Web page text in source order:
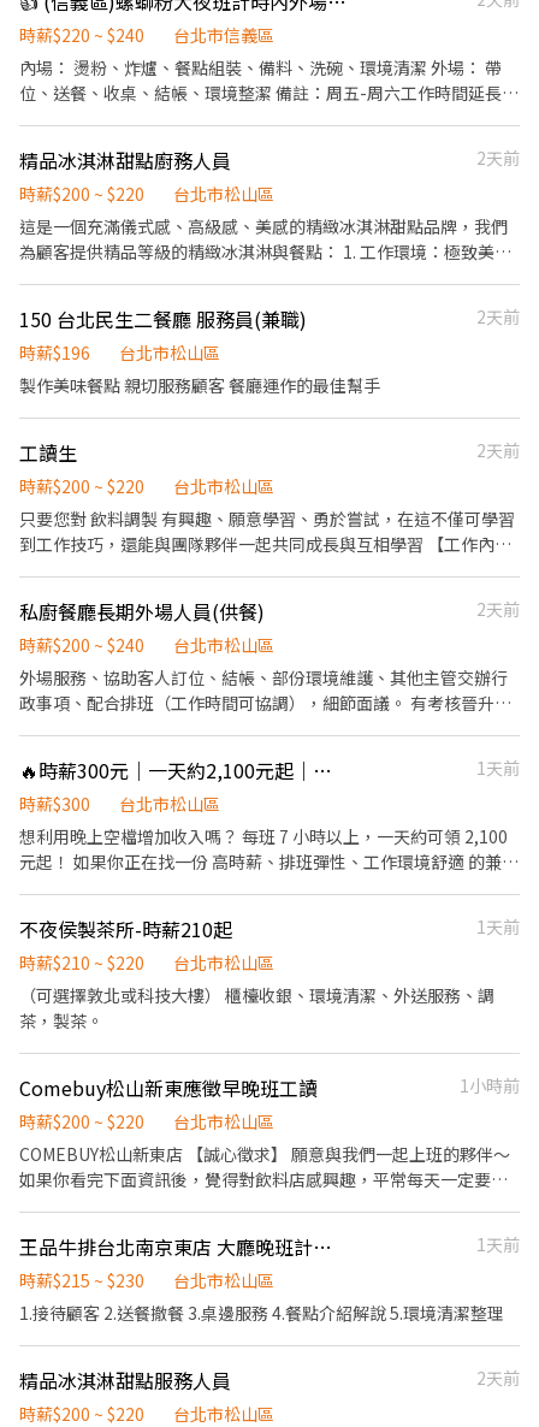
護與食材管理 ​條件加分： 具備餐飲經驗者優，但更歡迎有服務熱
】📍 7/1 隆重登場！ ​早班：09:30 - 13:30 ​中班：13:30 - 18:30 ​晚
班：18:30 - 22:30 ​【 永康店 】&【 信義店 】 ​午間餐期：10:00 -
14:00 / 10:00 - 17:00 ​晚間餐期：16:45 - 20:30 ​長期兼職標準： 1. 基
本配合 6 個月以上。 2. 每月配合總工時 80 小時以上。 ​💰 薪資與福
升為訓練員最高可達 240元/小時！ ​安心保障： 依法投保、免費年度
健康檢查（我們比你更在意你的健康）。 ​專屬福利： 質感員工制
服、員工餐、團體保險、不定期員工聚餐。 ​📩 加入我們 ​如果你對環
境有堅持，或想體驗新型態的餐飲工作，歡迎跟我們聊聊！
軟飲料、咖啡、茶等，保持飲品供應充足。 5. 送餐：將準備好的菜
品送到客人的桌上，保持食物的溫度和質量。 6. 處理客人需求：對
於客人的額外需求，如更換餐具、增加飲料等，快速且準確地回
應。 7. 解答問題：回答客人對菜單、食品或餐廳服務的相關問題，
接受付款，處理客人的付款方式，如現金、信用卡等。 10. 協作合
作：與廚師、洗碗工和其他餐廳團隊成員合作，確保高效的服務流
合作能力。他們應該能夠快速反應客人需求，提供出色的顧客服
務，並確保餐廳的運作順利。
時薪$220 ~ $240
台北市信義區
內場： 燙粉、炸爐、餐點組裝、備料、洗碗、環境清潔 外場： 帶
位、送餐、收桌、結帳、環境整潔 備註：周五-周六工作時間延長至
精品冰淇淋甜點廚務人員
2天前
時薪$200 ~ $220
台北市松山區
這是一個充滿儀式感、高級感、美感的精緻冰淇淋甜點品牌，我們
為顧客提供精品等級的精緻冰淇淋與餐點： 1. 工作環境：極致美感
壓環境 「精品冰淇淋甜點廚務人員」職務如下： 水果處理，甜點加
熱與組裝，精緻擺盤，SOP作業流程，備料與環境維護
150 台北民生二餐廳 服務員(兼職)
2天前
時薪$196
台北市松山區
製作美味餐點 親切服務顧客 餐廳運作的最佳幫手
工讀生
2天前
時薪$200 ~ $220
台北市松山區
只要您對 飲料調製 有興趣、願意學習、勇於嘗試，在這不僅可學習
到工作技巧，還能與團隊夥伴一起共同成長與互相學習 【工作內
有責任感、適應力強、抗壓性佳。 6. 可外送服務佳。 7. 超彈性排班
(無經驗可)。 階段性熟悉工作內容 依據每階段考核 再 調薪 歡迎企
業實習生，意者電洽或可直接投履歷 目前籌備分店中~可轉正！
私廚餐廳長期外場人員(供餐)
2天前
時薪$200 ~ $240
台北市松山區
外場服務、協助客人訂位、結帳、部份環境維護、其他主管交辦行
政事項、配合排班（工作時間可協調），細節面議。 有考核晉升制
識、餐飲其他相關訓練）、用餐員工價、客人小費、不定時的海鮮
美食 電話聯繫可以打0227189319店裡電話約面試
🔥時薪300元｜一天約2,100元起｜晚班兼職｜學生打工｜可單日支援
1天前
時薪$300
台北市松山區
想利用晚上空檔增加收入嗎？ 每班 7 小時以上，一天約可領 2,100
元起！ 如果你正在找一份 高時薪、排班彈性、工作環境舒適 的兼職
資訊 📍 工作地點｜ 台北市松山區（近南京復興捷運站） 🕘 工作時
間｜ 晚班（可單日支援／彈性排班） 💰 薪資待遇｜ 時薪300元（每
班7小時以上，一天約2,100元起） 工作內容 ✔ 接待及引導客人入座
✔ 協助送餐、送酒及桌邊服務 ✔ 收桌及環境整理，維持現場整潔 ✔
動，具服務熱忱 ✔ 能配合晚班排班 我們提供 💰 時薪300元，每班7
小時以上，一天約2,100元起 💵 有機會獲得客人給予的小費，增加
快速上手 ✨ 有活力工作團隊，工作氣氛佳 🚇 近南京復興捷運站，交
通便利 📈 表現優良者可轉長期兼職 📩 立即加入我們！ 履歷投遞
後，我們將盡快與您聯繫，符合條件者最快可安排當天面試、隔天
上班！ 如果你想找一份 高時薪、排班彈性、工作內容單純，還有機
加入我們的團隊！
不夜侯製茶所-時薪210起
1天前
時薪$210 ~ $220
台北市松山區
（可選擇敦北或科技大樓） 櫃檯收銀、環境清潔、外送服務、調
茶，製茶。
Comebuy松山新東應徵早晚班工讀
1小時前
時薪$200 ~ $220
台北市松山區
COMEBUY松山新東店 【誠心徵求】 願意與我們一起上班的夥伴～
如果你看完下面資訊後，覺得對飲料店感興趣，平常每天一定要一
務熱忱為客人點餐促銷出餐😊 門市夥伴享有紅、綠茶飲料無限暢飲
完善員工保障 勞保、健保、 歡迎對飲料店有興趣的人加入！ 🥺無經
驗可，彈性排班 如有機車駕照可外送，另有津貼 親切熱情，認真負
四天 早班:10:00～18:00 晚班17:00～22:30 時數彈性 歡迎有興趣的
朋友加入我們！
王品牛排台北南京東店 大廳晚班計時同仁
1天前
時薪$215 ~ $230
台北市松山區
1.接待顧客 2.送餐撤餐 3.桌邊服務 4.餐點介紹解說 5.環境清潔整理
精品冰淇淋甜點服務人員
2天前
時薪$200 ~ $220
台北市松山區